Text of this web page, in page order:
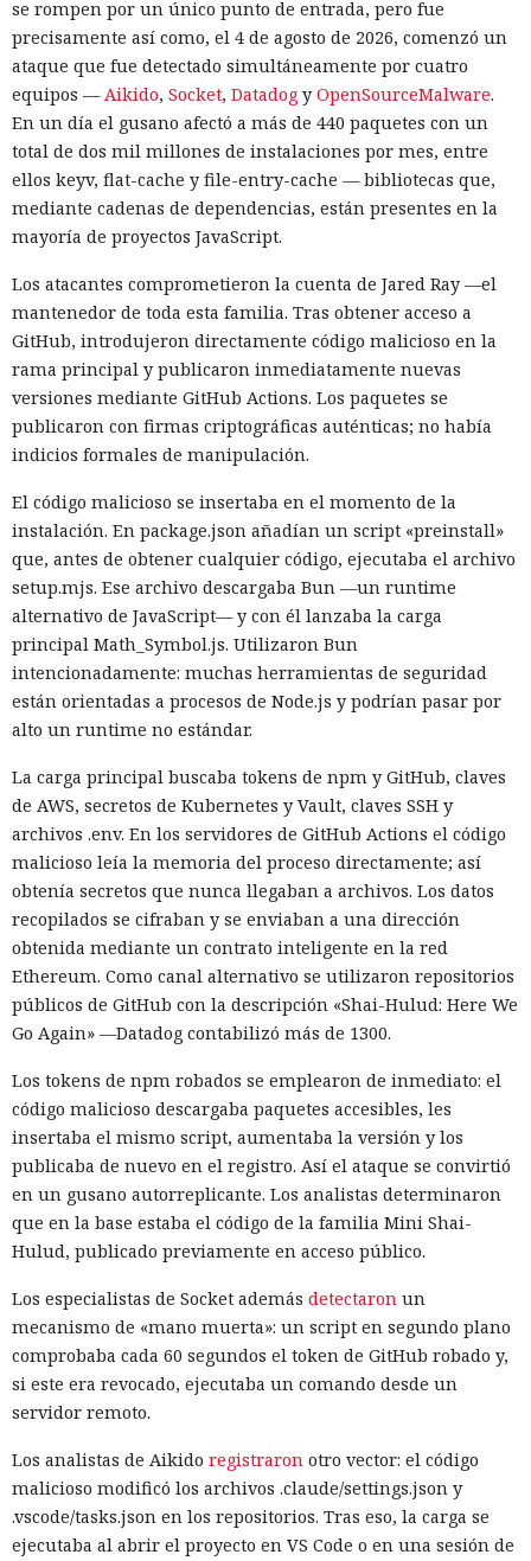
se rompen por un único punto de entrada, pero fue
precisamente así como, el 4 de agosto de 2026, comenzó un
ataque que fue detectado simultáneamente por cuatro
equipos —Aikido, Socket, Datadog y OpenSourceMalware.
En un día el gusano afectó a más de 440 paquetes con un
total de dos mil millones de instalaciones por mes, entre
ellos keyv, flat-cache y file-entry-cache — bibliotecas que,
mediante cadenas de dependencias, están presentes en la
mayoría de proyectos JavaScript.
Los atacantes comprometieron la cuenta de Jared Ray —el
mantenedor de toda esta familia. Tras obtener acceso a
GitHub, introdujeron directamente código malicioso en la
rama principal y publicaron inmediatamente nuevas
versiones mediante GitHub Actions. Los paquetes se
publicaron con firmas criptográficas auténticas; no había
indicios formales de manipulación.
El código malicioso se insertaba en el momento de la
instalación. En package.json añadían un script «preinstall»
que, antes de obtener cualquier código, ejecutaba el archivo
setup.mjs. Ese archivo descargaba Bun —un runtime
alternativo de JavaScript— y con él lanzaba la carga
principal Math_Symbol.js. Utilizaron Bun
intencionadamente: muchas herramientas de seguridad
están orientadas a procesos de Node.js y podrían pasar por
alto un runtime no estándar.
La carga principal buscaba tokens de npm y GitHub, claves
de AWS, secretos de Kubernetes y Vault, claves SSH y
archivos .env. En los servidores de GitHub Actions el código
malicioso leía la memoria del proceso directamente; así
obtenía secretos que nunca llegaban a archivos. Los datos
recopilados se cifraban y se enviaban a una dirección
obtenida mediante un contrato inteligente en la red
Ethereum. Como canal alternativo se utilizaron repositorios
públicos de GitHub con la descripción «Shai-Hulud: Here We
Go Again» —Datadog contabilizó más de 1300.
Los tokens de npm robados se emplearon de inmediato: el
código malicioso descargaba paquetes accesibles, les
insertaba el mismo script, aumentaba la versión y los
publicaba de nuevo en el registro. Así el ataque se convirtió
en un gusano autorreplicante. Los analistas determinaron
que en la base estaba el código de la familia Mini Shai-
Hulud, publicado previamente en acceso público.
Los especialistas de Socket además detectaron un
mecanismo de «mano muerta»: un script en segundo plano
comprobaba cada 60 segundos el token de GitHub robado y,
si este era revocado, ejecutaba un comando desde un
servidor remoto.
Los analistas de Aikido registraron otro vector: el código
malicioso modificó los archivos .claude/settings.json y
.vscode/tasks.json en los repositorios. Tras eso, la carga se
ejecutaba al abrir el proyecto en VS Code o en una sesión de